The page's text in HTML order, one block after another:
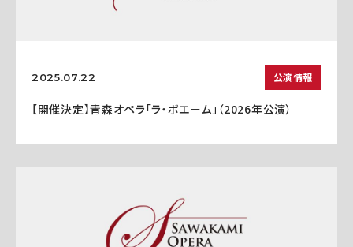
2025.07.22 公演情報
【開催決定】青森オペラ「ラ・ボエーム」（2026年公演）